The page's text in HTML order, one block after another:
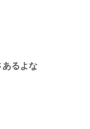
るよな